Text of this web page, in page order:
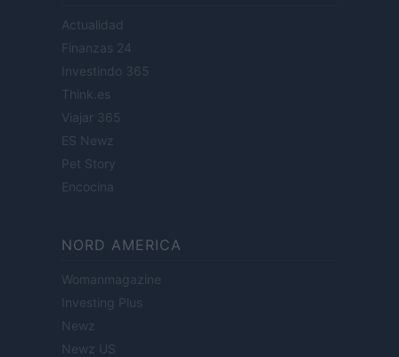
Actualidad
Finanzas 24
Investindo 365
Think.es
Viajar 365
ES Newz
Pet Story
Encocina
NORD AMERICA
Womanmagazine
Investing Plus
Newz
Newz US